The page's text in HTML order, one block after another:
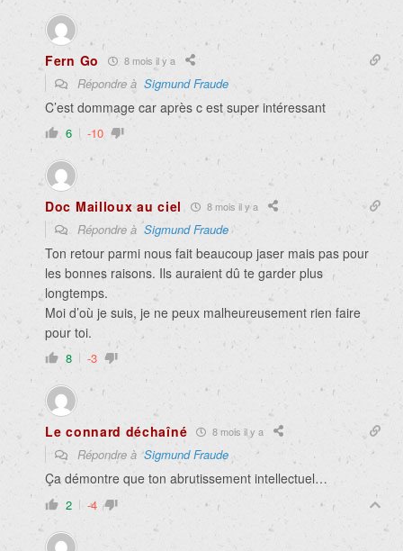
Fern Go 8 mois il y a
Répondre à Sigmund Fraude
C’est dommage car après c est super intéressant
6 -10
Doc Mailloux au ciel 8 mois il y a
Répondre à Sigmund Fraude
Ton retour parmi nous fait beaucoup jaser mais pas pour
les bonnes raisons. Ils auraient dû te garder plus
longtemps.
Moi d’où je suis, je ne peux malheureusement rien faire
pour toi.
8 -3
Le connard déchaîné 8 mois il y a
Répondre àSigmund Fraude
Ça démontre que ton abrutissement intellectuel…
2 -4